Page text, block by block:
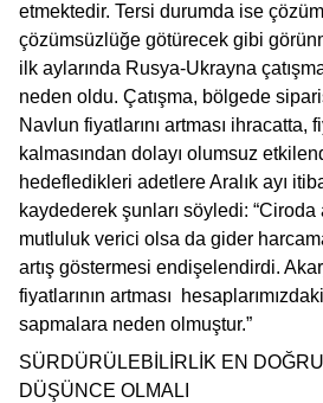
etmektedir. Tersi durumda ise
çözümsüzlüğe götürecek gibi
ilk aylarında Rusya-Ukrayna
neden oldu. Çatışma, bölgede
Navlun fiyatlarını artması ihracatta,
kalmasından dolayı olumsuz
hedefledikleri adetlere Aralık ayı
kaydederek şunları söyledi: “Ciroda
mutluluk verici olsa da gider
artış göstermesi endişelendirdi.
fiyatlarının artması
sapmalara neden olmuştur.”
SÜRDÜRÜLEBİLİRLİK EN
DÜŞÜNCE OLMALI